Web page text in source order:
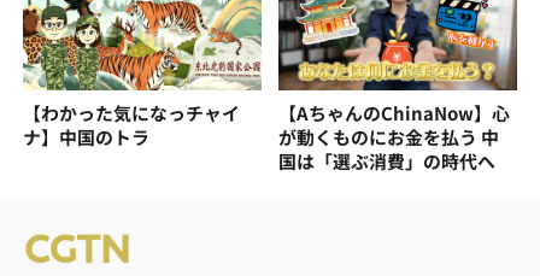
【わかった気になっチャイ
ナ】中国のトラ
【AちゃんのChinaNow】心
が動くものにお金を払う 中
国は「選ぶ消費」の時代へ